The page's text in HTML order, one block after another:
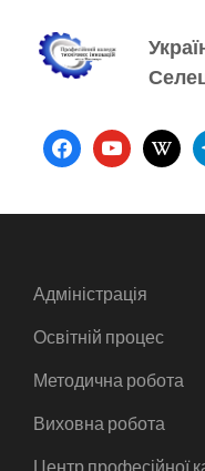
facebookyoutube
Адміністрація
Освітній процес
Методична робота
Виховна робота
Центр професійної